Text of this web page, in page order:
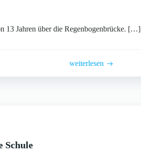
13 Jahren über die Regenbogenbrücke. […]
weiterlesen
Schule